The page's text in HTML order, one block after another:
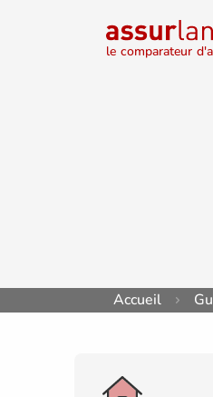
le comparateur
Accueil